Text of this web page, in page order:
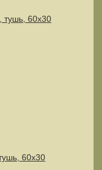
тушь, 60х30
60х30